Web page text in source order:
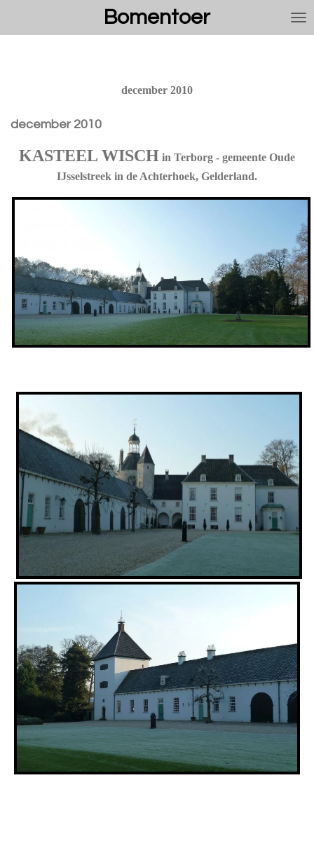
Bomentoer
december 2010
december 2010
KASTEEL WISCH in Terborg - gemeente Oude
IJsselstreek in de Achterhoek, Gelderland.